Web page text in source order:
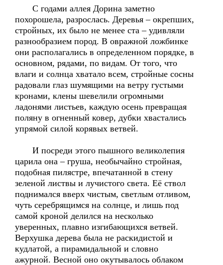
С годами аллея Дорина заметно
похорошела, разрослась. Деревья – окрепших,
стройных, их было не менее ста – удивляли
разнообразием пород. В овражной ложбинке
они располагались в определенном порядке, в
основном, рядами, по видам. От того, что
влаги и солнца хватало всем, стройные сосны
радовали глаз шумящими на ветру густыми
кронами, клены шевелили огромными
ладонями листьев, каждую осень превращая
поляну в огненный ковер, дубки хвастались
упрямой силой корявых ветвей.
И посреди этого пышного великолепия
царила она – груша, необычайно стройная,
подобная пилястре, впечатанной в стену
зеленой листвы и лучистого света. Её ствол
поднимался вверх чистым, светлым отливом,
чуть серебрящимся на солнце, и лишь под
самой кроной делился на несколько
уверенных, плавно изгибающихся ветвей.
Верхушка дерева была не раскидистой и
кудлатой, а пирамидальной и словно
ажурной. Весной оно окутывалось облаком